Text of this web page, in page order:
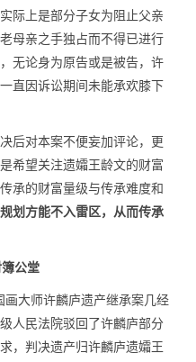
际上是部分子女为阻止父亲
母亲之手独占而不得已进行
无论身为原告或是被告，许
直因诉讼期间未能承欢膝下
后对本案不便妄加评论，更
希望关注遗孀王龄文的财富
承的财富量级与传承难度和
划方能不入雷区，从而传承
公堂
大师许麟庐遗产继承案几经
人民法院驳回了许麟庐部分
，判决遗产归许麟庐遗孀王